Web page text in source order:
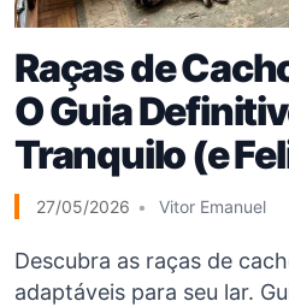
Raças de
O Guia
Tranquilo (e
27/05/2026 Vitor Emanuel
Descubra as raças de
adaptáveis para seu lar.